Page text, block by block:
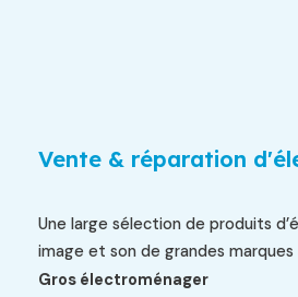
Vente & réparation
Une large sélection de produits
image et son de grandes marques
Gros électroménager